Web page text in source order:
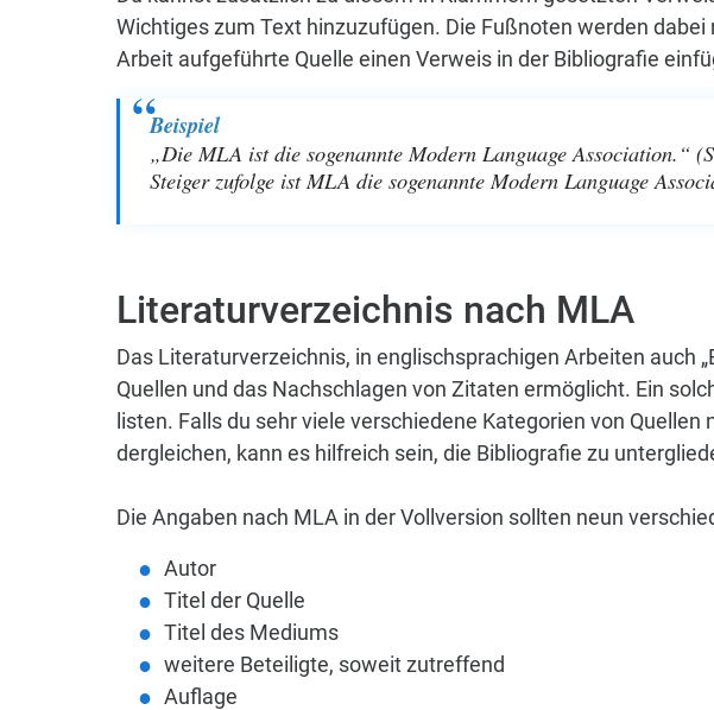
Wichtiges zum Text hinzuzufügen. Die Fußnoten werden
Arbeit aufgeführte Quelle einen Verweis in der Bibliografie
Beispiel
„Die MLA ist die sogenannte Modern Language Association.“
Steiger zufolge ist MLA die sogenannte Modern Language
Literaturverzeichnis nach MLA
Das Literaturverzeichnis, in englischsprachigen Arbeiten auch
Quellen und das Nachschlagen von Zitaten ermöglicht. Ein
listen. Falls du sehr viele verschiedene Kategorien von
dergleichen, kann es hilfreich sein, die Bibliografie zu
Die Angaben nach MLA in der Vollversion sollten neun
Autor
Titel der Quelle
Titel des Mediums
weitere Beteiligte, soweit zutreffend
Auflage